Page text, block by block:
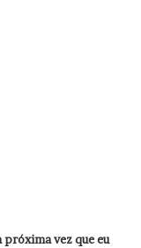
próxima vez que eu